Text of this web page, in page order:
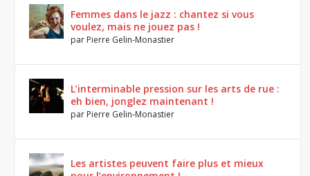
Femmes dans le jazz : chantez si vous
voulez, mais ne jouez pas !
par Pierre Gelin-Monastier
L’interminable pression sur les arts de rue :
eh bien, jonglez maintenant !
par Pierre Gelin-Monastier
Les artistes peuvent faire plus et mieux